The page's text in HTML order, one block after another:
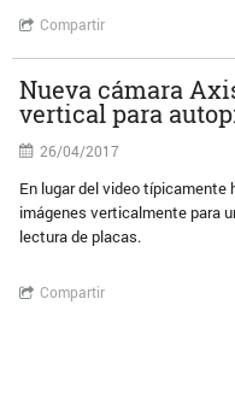
Compartir
Nueva cámara
vertical para
26/04/2017
En lugar del video típicamente
imágenes verticalmente para
lectura de placas.
Compartir